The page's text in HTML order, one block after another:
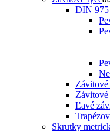
DIN 975
Ľavé
Skrutky